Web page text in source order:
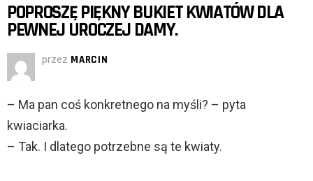
POPROSZĘ PIĘKNY BUKIET KWIATÓW DLA
PEWNEJ UROCZEJ DAMY.
przez MARCIN
– Ma pan coś konkretnego na myśli? – pyta
kwiaciarka.
– Tak. I dlatego potrzebne są te kwiaty.